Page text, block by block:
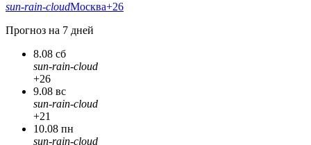
sun-rain-cloudМосква+26
Прогноз на 7 дней
8.08 сб
sun-rain-cloud
+26
9.08 вс
sun-rain-cloud
+21
10.08 пн
sun-rain-cloud